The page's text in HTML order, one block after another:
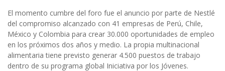
El momento cumbre del foro fue el anuncio por parte de Nestlé
del compromiso alcanzado con 41 empresas de Perú, Chile,
México y Colombia para crear 30.000 oportunidades de empleo
en los próximos dos años y medio. La propia multinacional
alimentaria tiene previsto generar 4.500 puestos de trabajo
dentro de su programa global Iniciativa por los Jóvenes.